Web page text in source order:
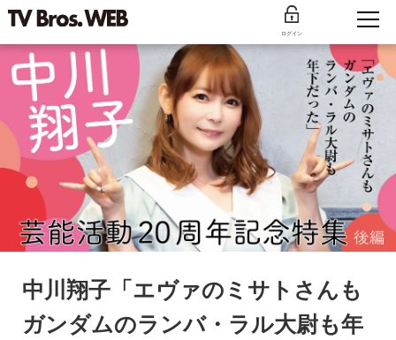
ログイン
中川翔子「エヴァのミサトさんも
ガンダムのランバ・ラル大尉も年